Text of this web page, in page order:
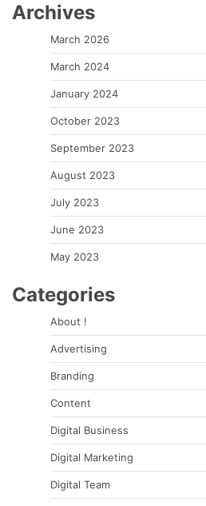
Archives
March 2026
March 2024
January 2024
October 2023
September 2023
August 2023
July 2023
June 2023
May 2023
Categories
About !
Advertising
Branding
Content
Digital Business
Digital Marketing
Digital Team